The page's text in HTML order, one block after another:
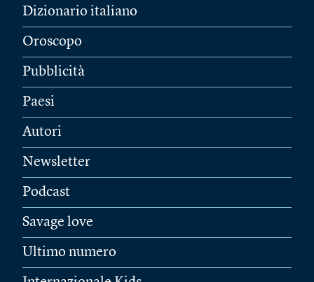
Dizionario italiano
Oroscopo
Pubblicità
Paesi
Autori
Newsletter
Podcast
Savage love
Ultimo numero